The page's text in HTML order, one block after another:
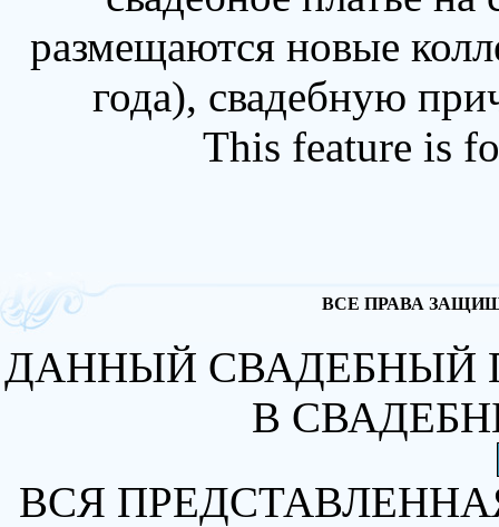
размещаются новые
года), свадебную
This feature is
ВСЕ ПРАВА
ДАННЫЙ СВАДЕБНЫЙ
В
ВСЯ